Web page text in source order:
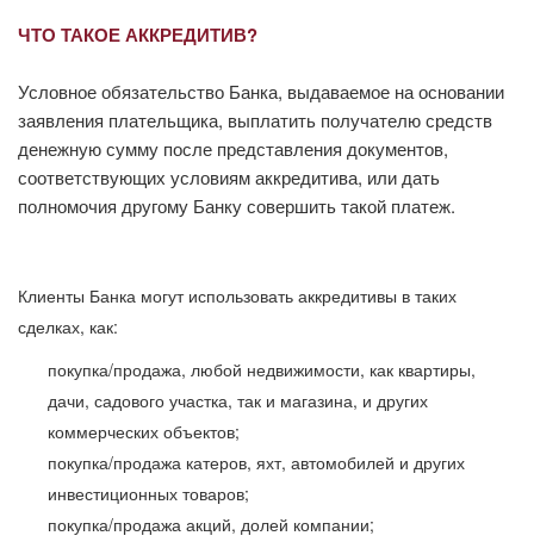
ЧТО ТАКОЕ АККРЕДИТИВ?
Условное обязательство Банка, выдаваемое на основании
заявления плательщика, выплатить получателю средств
денежную сумму после представления документов,
соответствующих условиям аккредитива, или дать
полномочия другому Банку совершить такой платеж.
Клиенты Банка могут использовать аккредитивы в таких
сделках, как:
покупка/продажа, любой недвижимости, как квартиры,
дачи, садового участка, так и магазина, и других
коммерческих объектов;
покупка/продажа катеров, яхт, автомобилей и других
инвестиционных товаров;
покупка/продажа акций, долей компании;